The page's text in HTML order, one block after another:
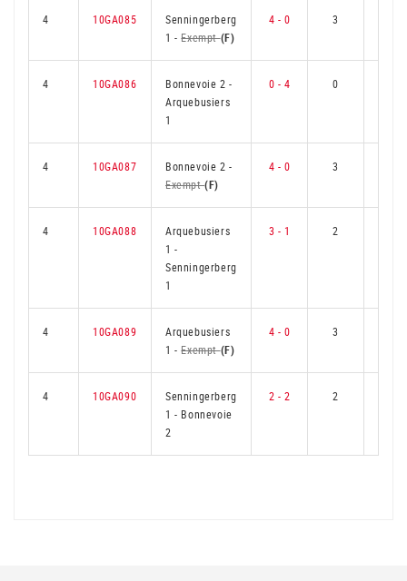
4 10GA085
Senningerberg
1-Exempt(F)
4 - 0 3
4 10GA086 Bonnevoie 2-
Arquebusiers
1
0 - 4 0
4 10GA087 Bonnevoie 2-
Exempt(F)
4 - 0 3
4 10GA088
Arquebusiers
1-
Senningerberg
1
3 - 1 2
4 10GA089
Arquebusiers
1-Exempt(F)
4 - 0 3
4 10GA090
Senningerberg
1- Bonnevoie
2
2 - 2 2